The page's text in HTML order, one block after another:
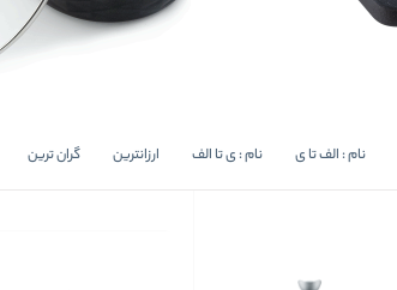
نام : الف تا ی نام : ی تا الف ارزانترین گران ترین